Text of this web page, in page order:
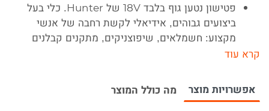
פטישון נטען גוף בלבד 18V של Hunter. כלי בעל
ביצועים גבוהים, אידיאלי לקשת רחבה של אנשי
מקצוע: חשמלאים, שיפוצניקים, מתקנים קבלנים
ועוד. ורסטילי, קל משקל ואמין, ומעניק התמודדות
בטון עד 18 מ"מ.
כניסת תפסנית +SDS מאפשרת החלפה מהירה וקלה
אפשרויות מוצר מה כולל המוצר